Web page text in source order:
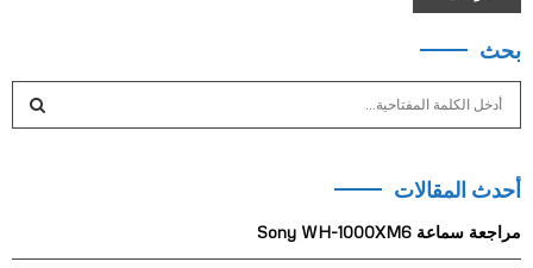
بحث
c
f
أحدث المقالات
مراجعة سماعة Sony WH-1000XM6